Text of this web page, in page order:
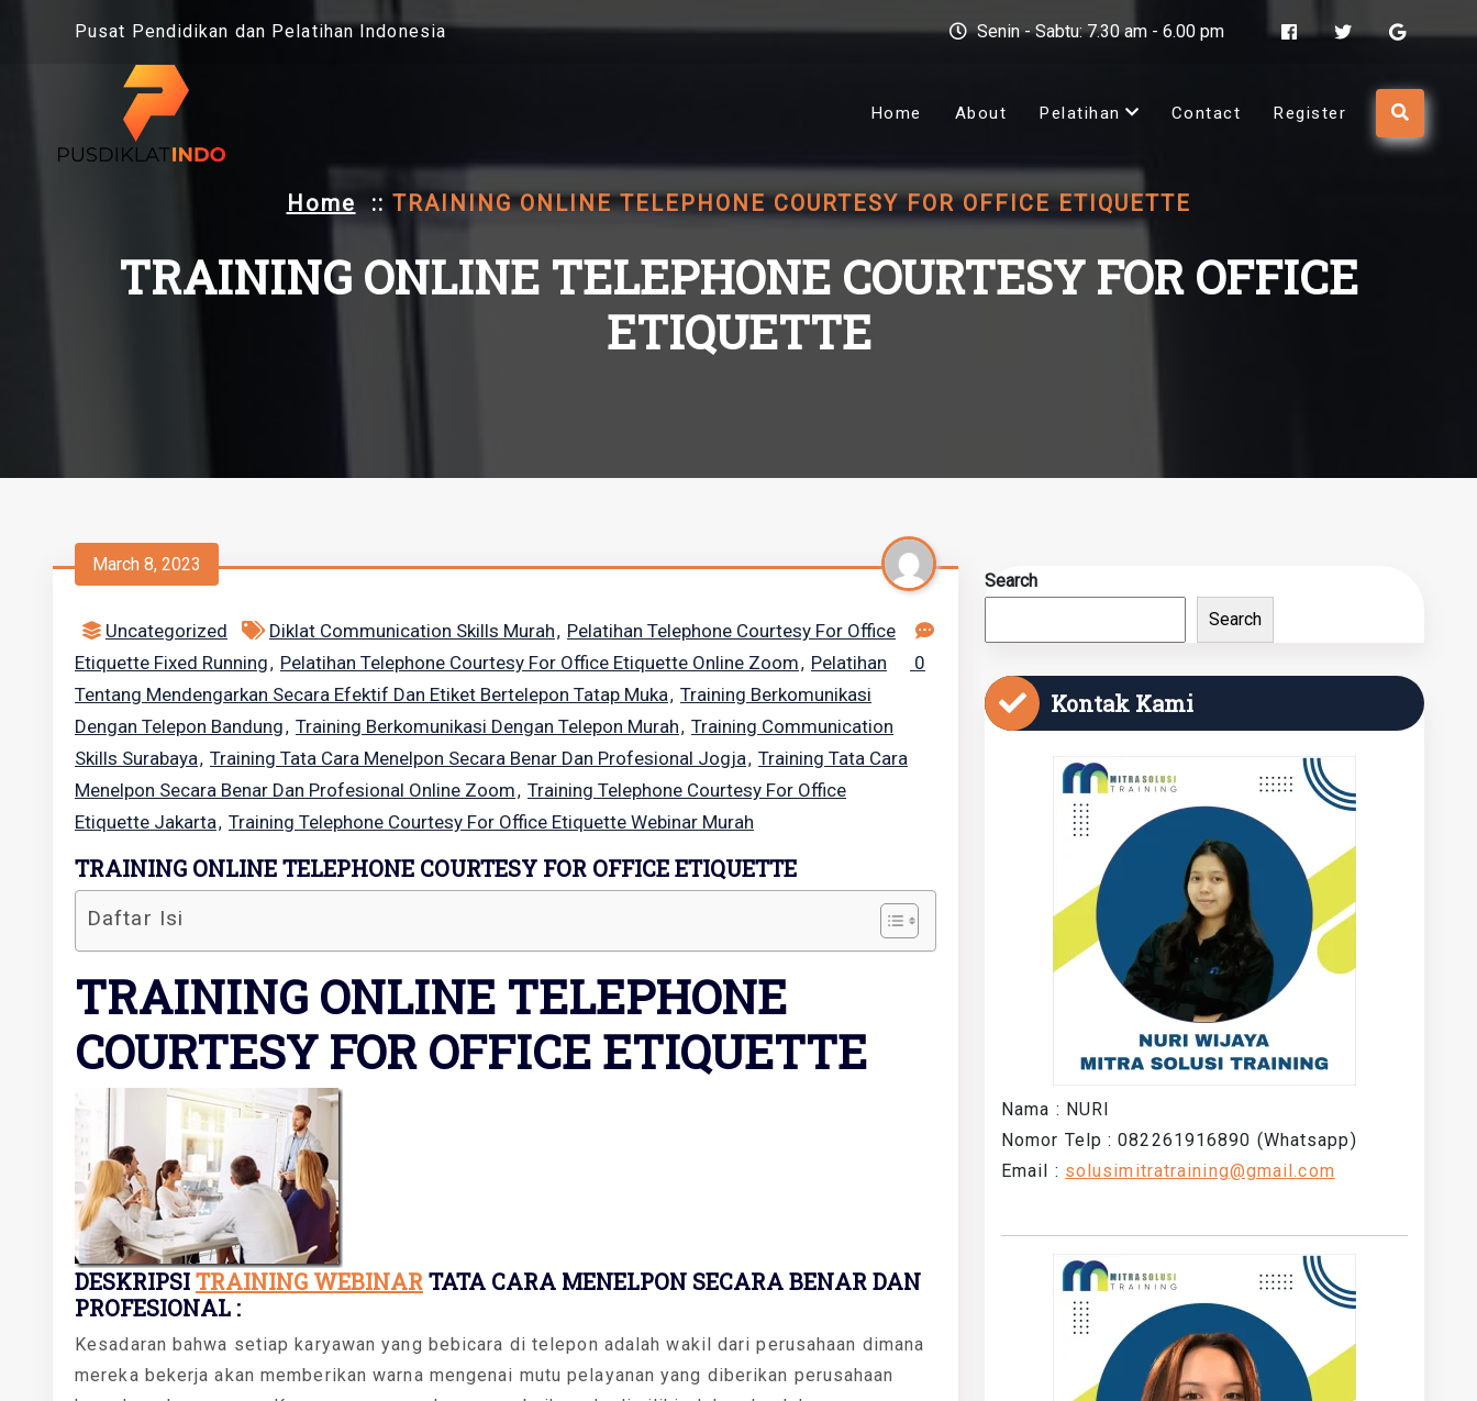
Pusat Pendidikan dan Pelatihan Indonesia Senin - Sabtu: 7.30 am - 6.00 pm
Home About Pelatihan Contact Register
Home :: TRAINING ONLINE TELEPHONE COURTESY FOR OFFICE ETIQUETTE
TRAINING ONLINE TELEPHONE COURTESY FOR OFFICE
ETIQUETTE
March 8, 2023
Uncategorized Diklat Communication Skills Murah, Pelatihan Telephone Courtesy For Office
Etiquette Fixed Running, Pelatihan Telephone Courtesy For Office Etiquette Online Zoom, Pelatihan
Tentang Mendengarkan Secara Efektif Dan Etiket Bertelepon Tatap Muka, Training Berkomunikasi
Dengan Telepon Bandung, Training Berkomunikasi Dengan Telepon Murah, Training Communication
Skills Surabaya, Training Tata Cara Menelpon Secara Benar Dan Profesional Jogja, Training Tata Cara
Menelpon Secara Benar Dan Profesional Online Zoom, Training Telephone Courtesy For Office
Etiquette Jakarta, Training Telephone Courtesy For Office Etiquette Webinar Murah
0
TRAINING ONLINE TELEPHONE COURTESY FOR OFFICE ETIQUETTE
Daftar Isi
TRAINING ONLINE TELEPHONE
COURTESY FOR OFFICE ETIQUETTE
DESKRIPSITRAINING WEBINARTATA CARA MENELPON SECARA BENAR DAN
PROFESIONAL :
Kesadaran bahwa setiap karyawan yang bebicara di telepon adalah wakil dari perusahaan dimana
mereka bekerja akan memberikan warna mengenai mutu pelayanan yang diberikan perusahaan
Search
Search
Kontak Kami
Nama : NURI
Nomor Telp : 082261916890 (Whatsapp)
Email : solusimitratraining@gmail.com